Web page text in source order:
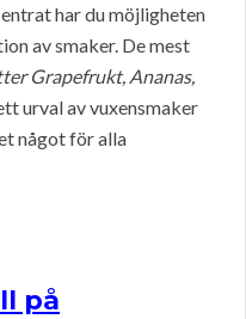
har du möjligheten
av smaker. De mest
Grapefrukt, Ananas,
urval av vuxensmaker
något för alla
på